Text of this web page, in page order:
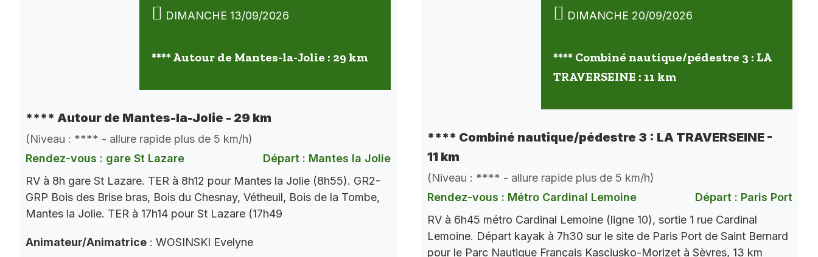
DIMANCHE 13/09/2026
**** Autour de Mantes-la-Jolie : 29 km
**** Autour de Mantes-la-Jolie - 29 km
(Niveau : **** - allure rapide plus de 5 km/h)
Rendez-vous : gare St Lazare
Départ : Mantes la Jolie
RV à 8h gare St Lazare. TER à 8h12 pour Mantes la Jolie (8h55). GR2-
GRP Bois des Brise bras, Bois du Chesnay, Vétheuil, Bois de la Tombe,
Mantes la Jolie. TER à 17h14 pour St Lazare (17h49
Animateur/Animatrice : WOSINSKI Evelyne
DIMANCHE 20/09/2026
**** Combiné nautique/pédestre 3 : LA
TRAVERSEINE : 11 km
**** Combiné nautique/pédestre 3 : LA TRAVERSEINE -
11 km
(Niveau : **** - allure rapide plus de 5 km/h)
Rendez-vous : Métro Cardinal Lemoine
Départ : Paris Port
RV à 6h45 métro Cardinal Lemoine (ligne 10), sortie 1 rue Cardinal
Lemoine. Départ kayak à 7h30 sur le site de Paris Port de Saint Bernard
pour le Parc Nautique Français Kasciusko-Morizet à Sèvres, 13 km